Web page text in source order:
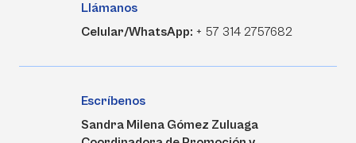
Llámanos
Celular/WhatsApp: + 57 314 2757682
Escríbenos
Sandra Milena Gómez Zuluaga